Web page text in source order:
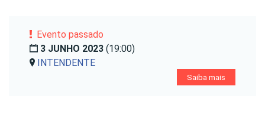
Evento passado
3 JUNHO 2023 (19:00)
INTENDENTE
Saiba mais